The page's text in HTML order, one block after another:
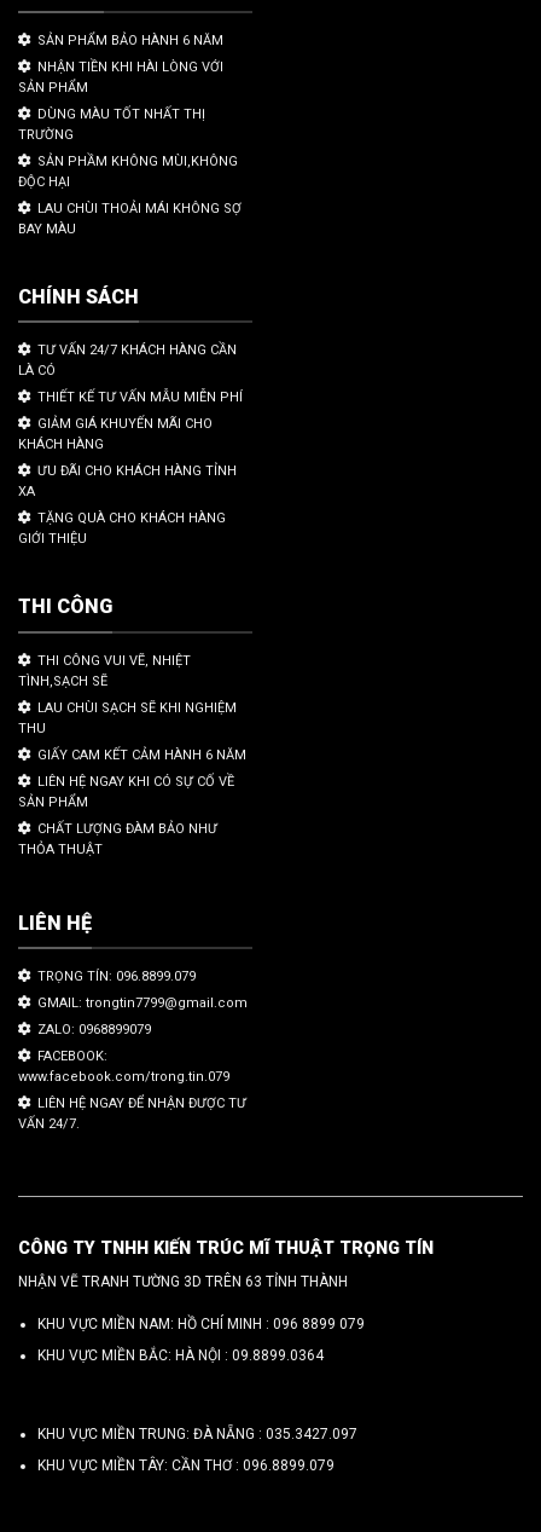
SẢN PHẨM BẢO HÀNH 6 NĂM
NHẬN TIỀN KHI HÀI LÒNG VỚI
SẢN PHẨM
DÙNG MÀU TỐT NHẤT THỊ
TRƯỜNG
SẢN PHẦM KHÔNG MÙI,KHÔNG
ĐỘC HẠI
LAU CHÙI THOẢI MÁI KHÔNG SỢ
BAY MÀU
CHÍNH SÁCH
TƯ VẤN 24/7 KHÁCH HÀNG CẦN
LÀ CÓ
THIẾT KẾ TƯ VẤN MẪU MIỄN PHÍ
GIẢM GIÁ KHUYẾN MÃI CHO
KHÁCH HÀNG
ƯU ĐÃI CHO KHÁCH HÀNG TỈNH
XA
TẶNG QUÀ CHO KHÁCH HÀNG
GIỚI THIỆU
THI CÔNG
THI CÔNG VUI VẼ, NHIỆT
TÌNH,SẠCH SẼ
LAU CHÙI SẠCH SẼ KHI NGHIỆM
THU
GIẤY CAM KẾT CẢM HÀNH 6 NĂM
LIÊN HỆ NGAY KHI CÓ SỰ CỐ VỀ
SẢN PHẨM
CHẤT LƯỢNG ĐÀM BẢO NHƯ
THỎA THUẬT
LIÊN HỆ
TRỌNG TÍN: 096.8899.079
GMAIL: trongtin7799@gmail.com
ZALO: 0968899079
FACEBOOK:
www.facebook.com/trong.tin.079
LIÊN HỆ NGAY ĐỂ NHẬN ĐƯỢC TƯ
VẤN 24/7.
CÔNG TY TNHH KIẾN TRÚC MĨ THUẬT TRỌNG TÍN
NHẬN VẼ TRANH TƯỜNG 3D TRÊN 63 TỈNH THÀNH
KHU VỰC MIỀN NAM: HỒ CHÍ MINH : 096 8899 079
KHU VỰC MIỀN BẮC: HÀ NỘI : 09.8899.0364
KHU VỰC MIỀN TRUNG: ĐÀ NẴNG : 035.3427.097
KHU VỰC MIỀN TÂY: CẦN THƠ : 096.8899.079